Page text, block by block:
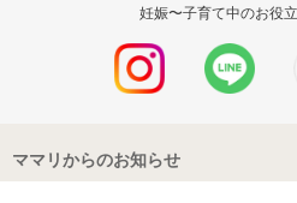
妊娠〜子育て中のお役
ママリからのお知らせ